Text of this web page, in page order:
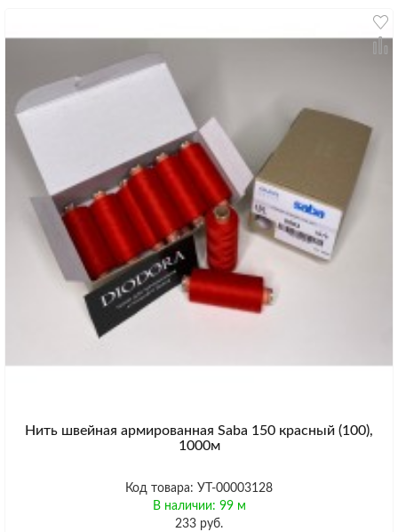
Нить швейная армированная Saba 150 красный (100),
1000м
Код товара: УТ-00003128
В наличии: 99 м
233 руб.